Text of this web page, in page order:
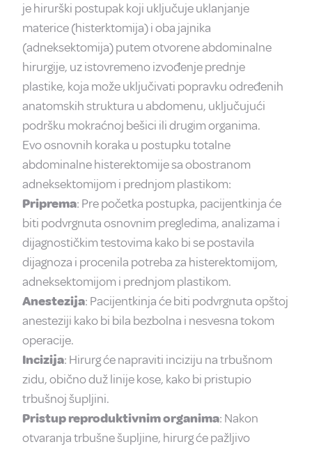
je hirurški postupak koji uključuje uklanjanje
materice (histerktomija) i oba jajnika
(adneksektomija) putem otvorene abdominalne
hirurgije, uz istovremeno izvođenje prednje
plastike, koja može uključivati popravku određenih
anatomskih struktura u abdomenu, uključujući
podršku mokraćnoj bešici ili drugim organima.
Evo osnovnih koraka u postupku totalne
abdominalne histerektomije sa obostranom
adneksektomijom i prednjom plastikom:
Priprema: Pre početka postupka, pacijentkinja će
biti podvrgnuta osnovnim pregledima, analizama i
dijagnostičkim testovima kako bi se postavila
dijagnoza i procenila potreba za histerektomijom,
adneksektomijom i prednjom plastikom.
Anestezija: Pacijentkinja će biti podvrgnuta opštoj
anesteziji kako bi bila bezbolna i nesvesna tokom
operacije.
Incizija: Hirurg će napraviti inciziju na trbušnom
zidu, obično duž linije kose, kako bi pristupio
trbušnoj šupljini.
Pristup reproduktivnim organima: Nakon
otvaranja trbušne šupljine, hirurg će pažljivo